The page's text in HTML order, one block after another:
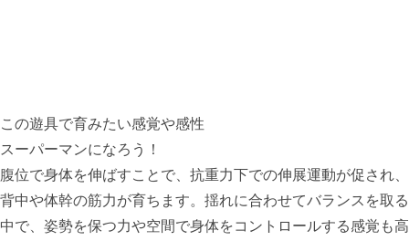
この遊具で育みたい感覚や感性
スーパーマンになろう！
腹位で身体を伸ばすことで、抗重力下での伸展運動が促され、
背中や体幹の筋力が育ちます。揺れに合わせてバランスを取る
中で、姿勢を保つ力や空間で身体をコントロールする感覚も高